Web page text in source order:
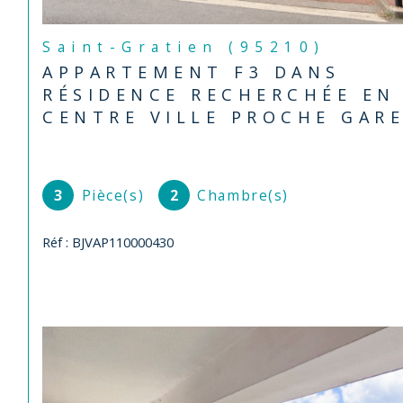
Saint-Gratien (95210)
APPARTEMENT F3 DANS
RÉSIDENCE RECHERCHÉE EN
CENTRE VILLE PROCHE
3 Pièce(s) 2 Chambre(s)
Réf : BJVAP110000430